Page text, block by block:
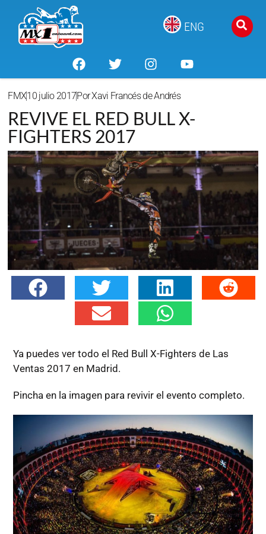
ENG
FMX10 julio 2017PorXavi Francés de Andrés
REVIVE EL RED BULL X-
FIGHTERS 2017
Ya puedes ver todo el Red Bull X-Fighters de Las
Ventas 2017 en Madrid.
Pincha en la imagen para revivir el evento completo.